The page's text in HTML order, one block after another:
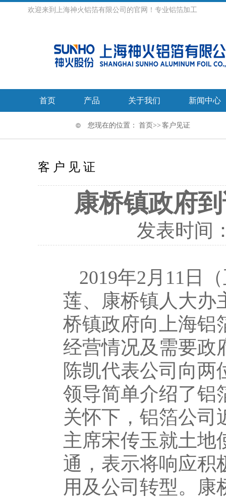
欢迎来到上海神火铝箔有限公司的官网！专业铝箔加工
首页 产品 关于我们 新闻中心
您现在的位置： 首页 >> 客户见证
客户见证
康桥镇政府
发表时间
2019年2月11日
莲、康桥镇人大办
桥镇政府向上海铝
经营情况及需要政
陈凯代表公司向两
领导简单介绍了铝
关怀下，铝箔公司
主席宋传玉就土地
通，表示将响应积
用及公司转型。康